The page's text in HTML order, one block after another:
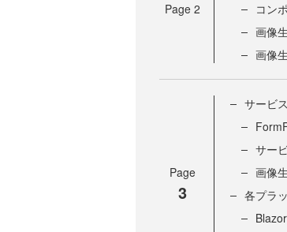
Page 2
コン
画像
画像
Page
3
サービ
サー
画像
各プラ